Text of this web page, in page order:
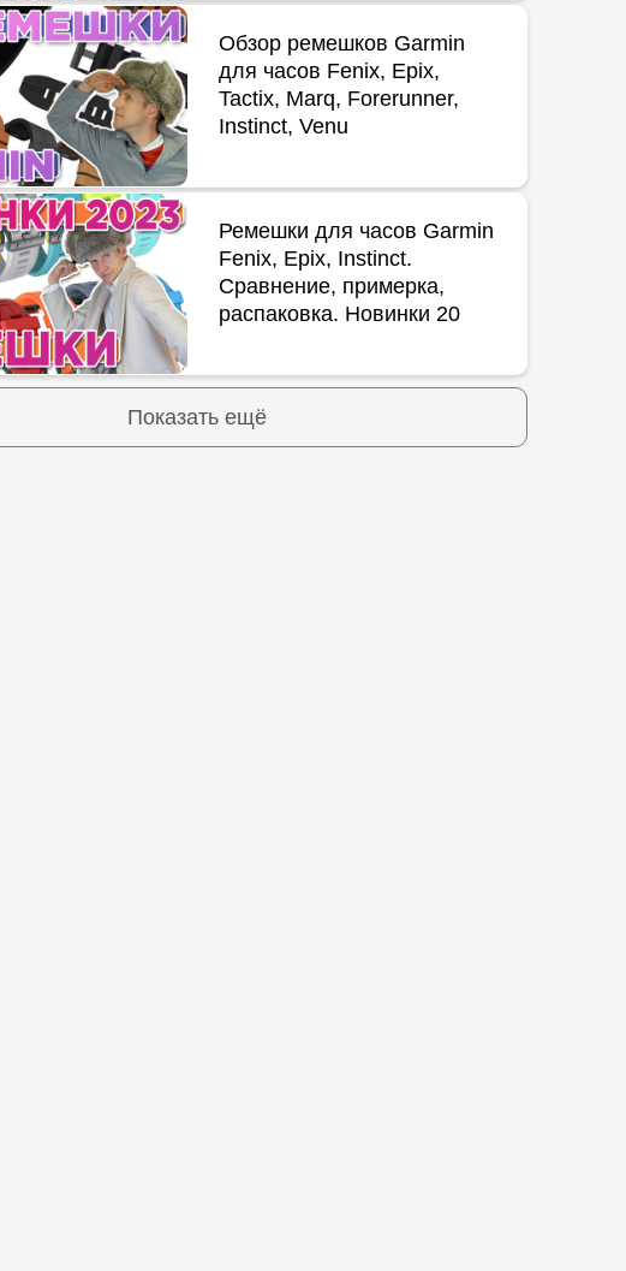
Обзор ремешков Garmin
для часов Fenix, Epix,
Tactix, Marq, Forerunner,
Instinct, Venu
Ремешки для часов Garmin
Fenix, Epix, Instinct.
Сравнение, примерка,
распаковка. Новинки 20
Показать ещё